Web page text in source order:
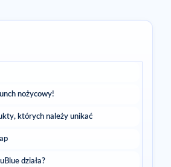
nożycowy!
których należy unikać
działa?